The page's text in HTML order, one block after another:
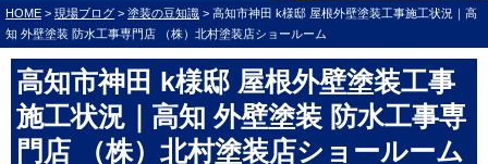
HOME > 現場ブログ > 塗装の豆知識 > 高知市神田 k様邸 屋根外壁塗装工事施工状況｜高
知 外壁塗装 防水工事専門店 （株）北村塗装店ショールーム
高知市神田 k様邸 屋根外壁塗装工事
施工状況｜高知 外壁塗装 防水工事専
門店 （株）北村塗装店ショールーム